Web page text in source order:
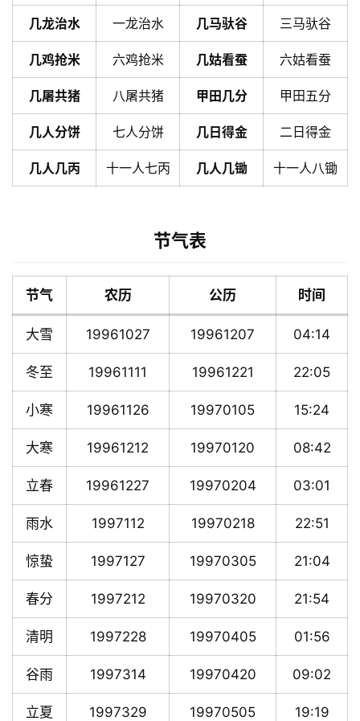
几龙治水 一龙治水 几马驮谷 三马驮谷
几鸡抢米 六鸡抢米 几姑看蚕 六姑看蚕
几屠共猪 八屠共猪 甲田几分 甲田五分
几人分饼 七人分饼 几日得金 二日得金
几人几丙 十一人七丙 几人几锄 十一人八锄
节气表
节气 农历 公历 时间
大雪 19961027 19961207 04:14
冬至 19961111 19961221 22:05
小寒 19961126 19970105 15:24
大寒 19961212 19970120 08:42
立春 19961227 19970204 03:01
雨水 1997112 19970218 22:51
惊蛰 1997127 19970305 21:04
春分 1997212 19970320 21:54
清明 1997228 19970405 01:56
谷雨 1997314 19970420 09:02
立夏 1997329 19970505 19:19